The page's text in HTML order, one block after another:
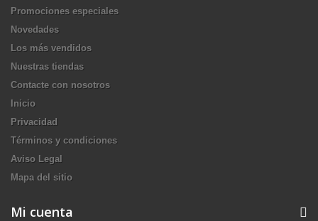
Promociones especiales
Novedades
Los más vendidos
Nuestras tiendas
Contacte con nosotros
Inicio
Privacidad
Términos y condiciones
Aviso Legal
Mapa del sitio
Mi cuenta